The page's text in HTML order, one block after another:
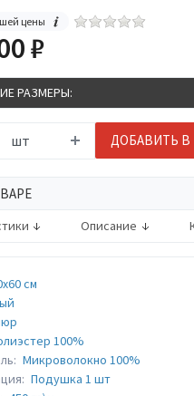
цены
₽
РАЗМЕРЫ:
шт ДОБАВИТЬ В
Описание
см
100%
Микроволокно 100%
Подушка 1 шт